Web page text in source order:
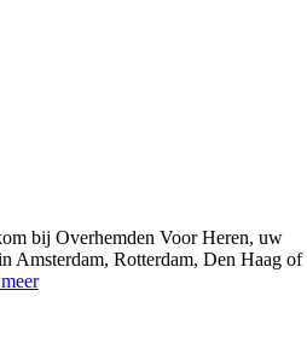
bij Overhemden Voor Heren, uw
Amsterdam, Rotterdam, Den Haag of